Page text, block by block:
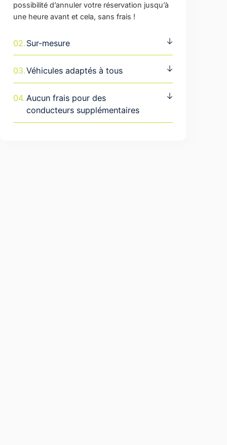
possibilité d’annuler votre réservation jusqu’à
une heure avant et cela, sans frais !
02. Sur-mesure
03.Véhicules adaptés à tous
04. Aucun frais pour des
conducteurs supplémentaires